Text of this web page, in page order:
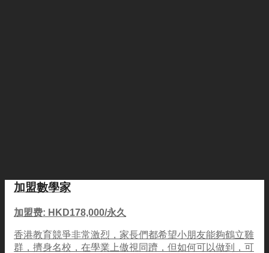
加盟數學家
加盟费: HKD178,000/永久
香港教育競爭非常激烈，家長們都希望小朋友能夠鶴立雞
群，擠身名校，在學業上傲視同躋，但如何可以做到，可